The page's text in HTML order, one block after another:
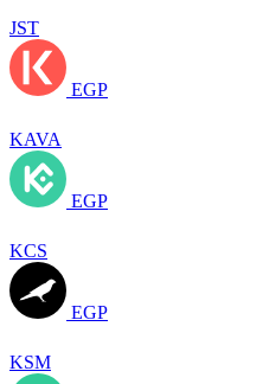
JST
EGP
KAVA
EGP
KCS
EGP
KSM